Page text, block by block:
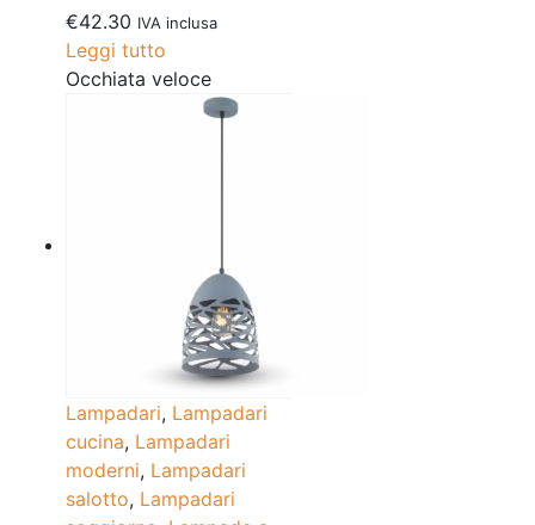
€42.30 IVA inclusa
Leggi tutto
Occhiata veloce
Lampadari, Lampadari
cucina, Lampadari
moderni, Lampadari
salotto, Lampadari